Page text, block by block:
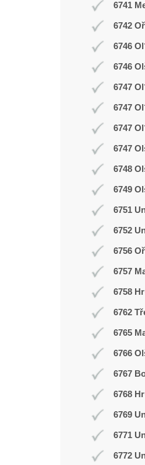
6741
6742
6746
6746
6747
6747
6747
6747
6748
6749
6751
6752
6756
6757
6758
6762
6765
6766
6767
6768
6769
6771
6772